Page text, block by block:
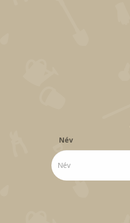
Név